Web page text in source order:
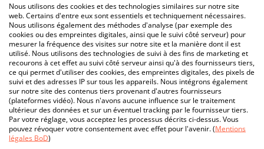
Nous utilisons des cookies et des technologies similaires sur notre site
web. Certains d'entre eux sont essentiels et techniquement nécessaires.
Nous utilisons également des méthodes d'analyse (par exemple des
cookies ou des empreintes digitales, ainsi que le suivi côté serveur) pour
mesurer la fréquence des visites sur notre site et la manière dont il est
utilisé. Nous utilisons des technologies de suivi à des fins de marketing et
recourons à cet effet au suivi côté serveur ainsi qu'à des fournisseurs tiers,
ce qui permet d'utiliser des cookies, des empreintes digitales, des pixels de
suivi et des adresses IP sur tous les appareils. Nous intégrons également
sur notre site des contenus tiers provenant d'autres fournisseurs
(plateformes vidéo). Nous n'avons aucune influence sur le traitement
ultérieur des données et sur un éventuel tracking par le fournisseur tiers.
Par votre réglage, vous acceptez les processus décrits ci-dessus. Vous
pouvez révoquer votre consentement avec effet pour l'avenir. (Mentions
légales BoD)